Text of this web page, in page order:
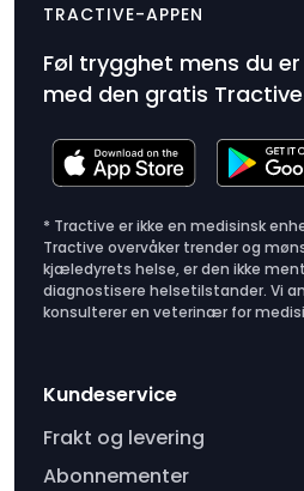
Produktpris
TRACTIVE-APPEN
Føl trygghet mens du
med den gratis
* Tractive er ikke en medisinsk
Tractive overvåker trender og
kjæledyrets helse, er den ikke
diagnostisere helsetilstander. Vi
konsulterer en veterinær for
Kundeservice
Frakt og levering
Abonnementer